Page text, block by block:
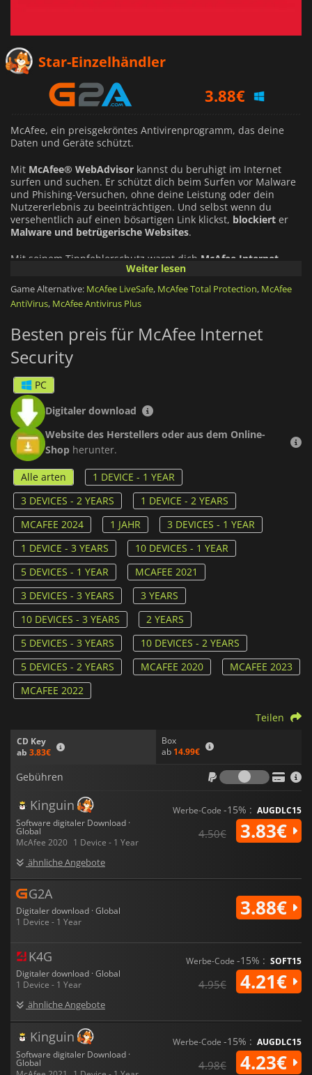
Star-Einzelhändler
3.88€
4.21€
McAfee, ein preisgekröntes Antivirenprogramm, das deine
Daten und Geräte schützt.
Mit McAfee® WebAdvisor kannst du beruhigt im Internet
surfen und suchen. Er schützt dich beim Surfen vor Malware
und Phishing-Versuchen, ohne deine Leistung oder dein
Nutzererlebnis zu beeinträchtigen. Und selbst wenn du
versehentlich auf einen bösartigen Link klickst, blockiert er
Malware und betrügerische Websites.
Mit seinem Tippfehlerschutz warnt dich McAfee Internet
, wenn du bei der Eingabe einer Webadresse einen
Tippfehler machst, und leitet dich auf die richtige Seite um.
Es scannt auch deine Downloads und benachrichtigt dich,
wenn ein bekanntes Risiko entdeckt wird.
McAfee WebAdvisor ist dein zuverlässiger Begleiter, der dich
vor Bedrohungen schützt, während du im Internet surfst und
suchst.
Heute bietet McAfee zuverlässigen Schutz für
Millionen Geräte
bist.
Weiter lesen
Game Alternative: McAfee LiveSafe, McAfee Total Protection, McAfee
AntiVirus, McAfee Antivirus Plus
Besten preis für McAfee Internet
Security
PC
Digitaler download
Website des Herstellers oder aus dem Online-
Shop herunter.
Alle arten
1 DEVICE - 1 YEAR
3 DEVICES - 2 YEARS
1 DEVICE - 2 YEARS
MCAFEE 2024
1 JAHR
3 DEVICES - 1 YEAR
1 DEVICE - 3 YEARS
10 DEVICES - 1 YEAR
5 DEVICES - 1 YEAR
MCAFEE 2021
3 DEVICES - 3 YEARS
3 YEARS
10 DEVICES - 3 YEARS
2 YEARS
5 DEVICES - 3 YEARS
10 DEVICES - 2 YEARS
5 DEVICES - 2 YEARS
MCAFEE 2020
MCAFEE 2023
MCAFEE 2022
CD Key
ab 3.83€
Box
ab 14.99€
Teilen
Gebühren
Kinguin
Software digitaler Download ·
Global
McAfee 2020 1 Device - 1 Year
ähnliche Angebote
Werbe-Code -15% : AUGDLC15
4.50€ 3.83€
G2A
Digitaler download · Global
1 Device - 1 Year
3.88€
K4G
Digitaler download · Global
1 Device - 1 Year
ähnliche Angebote
Werbe-Code -15% : SOFT15
4.95€ 4.21€
Kinguin
Software digitaler Download ·
Global
Werbe-Code -15% : AUGDLC15
4.98€ 4.23€